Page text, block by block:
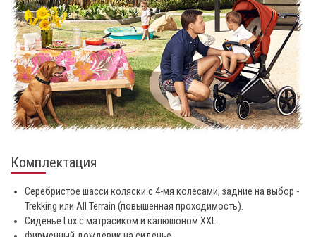
Комплектация
Серебристое шасси коляски с 4-мя колесами, задние на выбор -
Trekking или All Terrain (повышенная проходимость).
Сиденье Lux с матрасиком и капюшоном XXL.